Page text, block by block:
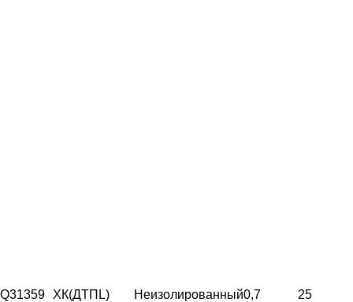
Q31359 ХК(ДТПL) Неизолированный0,7 25